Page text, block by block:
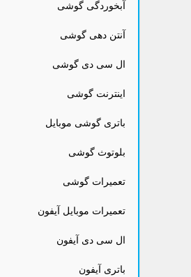
آبخوردگی گوشی
آنتن دهی گوشی
ال سی دی گوشی
اینترنت گوشی
باتری گوشی موبایل
بلوتوث گوشی
تعمیرات گوشی
تعمیرات موبایل آیفون
ال سی دی آیفون
باتری آیفون